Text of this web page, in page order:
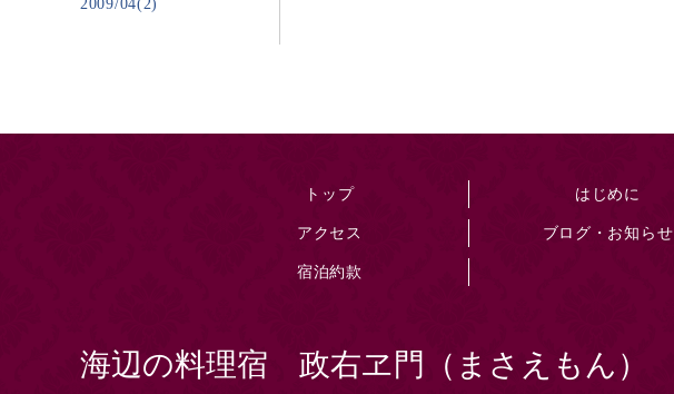
2009/04(2)
トップ
アクセス
宿泊約款
はじめに
ブログ・お知らせ
海辺の料理宿 政右ヱ門（まさえもん）